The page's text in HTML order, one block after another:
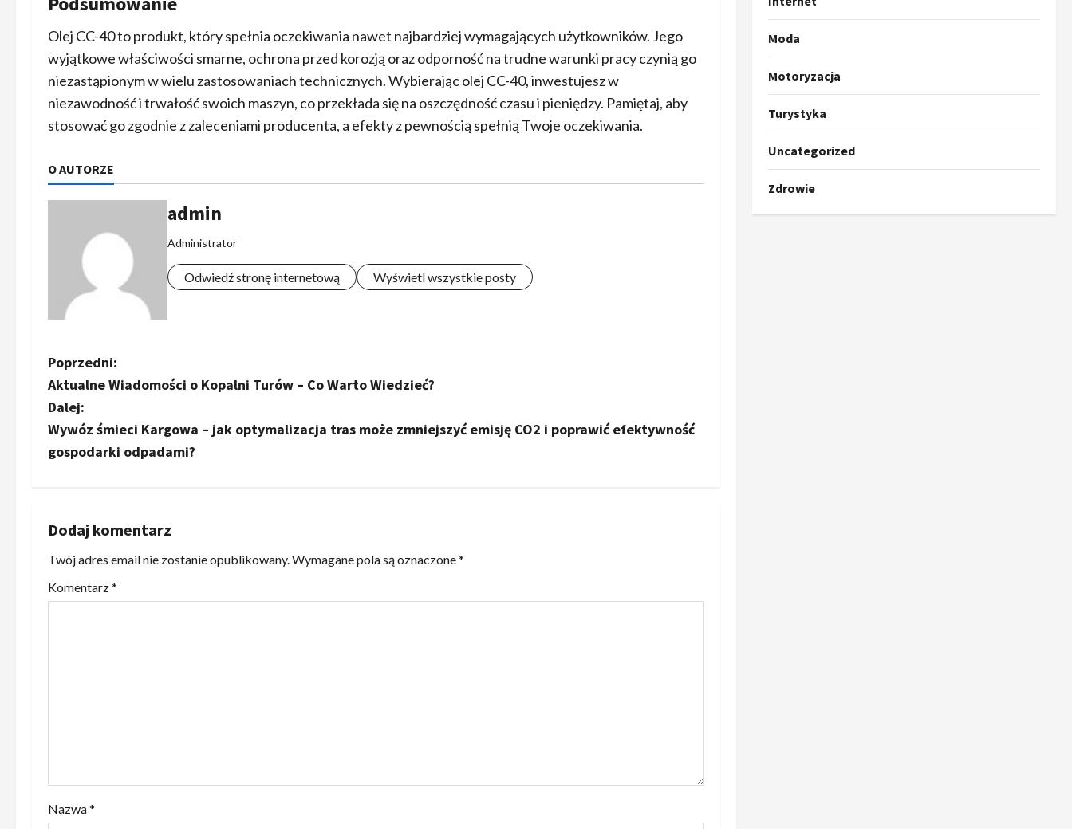
Olej CC-40 to produkt, który spełnia oczekiwania nawet najbardziej wymagających użytkowników. Jego
wyjątkowe właściwości smarne, ochrona przed korozją oraz odporność na trudne warunki pracy czynią go
niezastąpionym w wielu zastosowaniach technicznych. Wybierając olej CC-40, inwestujesz w
niezawodność i trwałość swoich maszyn, co przekłada się na oszczędność czasu i pieniędzy. Pamiętaj, aby
stosować go zgodnie z zaleceniami producenta, a efekty z pewnością spełnią Twoje oczekiwania.
O AUTORZE
admin
Administrator
Odwiedź stronę internetową Wyświetl wszystkie posty
Z
o
b
a
z
w
p
Poprzedni:
Aktualne Wiadomości o Kopalni Turów – Co Warto Wiedzieć?
Dalej:
Wywóz śmieci Kargowa – jak optymalizacja tras może zmniejszyć emisję CO2 i poprawić efektywność
gospodarki odpadami?
Dodaj komentarz
Twój adres email nie zostanie opublikowany. Wymagane pola są oznaczone*
Komentarz*
Nazwa*
Moda
Motoryzacja
Turystyka
Uncategorized
Zdrowie